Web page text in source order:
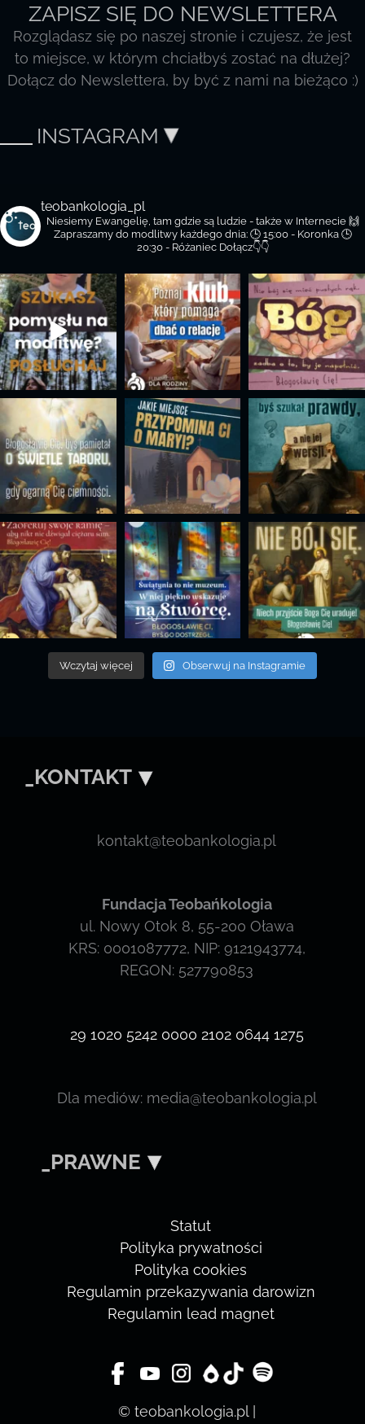
ZAPISZ SIĘ DO NEWSLETTERA
Rozglądasz się po naszej stronie i czujesz, że jest
to miejsce, w którym chciałbyś zostać na dłużej?
Dołącz do Newslettera, by być z nami na bieżąco :)
INSTAGRAM
teobankologia_pl
Niesiemy Ewangelię, tam gdzie są ludzie - także w Internecie 🙌
Zapraszamy do modlitwy każdego dnia: 🕒 15:00 - Koronka 🕒
20:30 - Różaniec Dołącz👇👇
Wczytaj więcej Obserwuj na Instagramie
_KONTAKT
kontakt@teobankologia.pl
Fundacja Teobańkologia
ul. Nowy Otok 8, 55-200 Oława
KRS: 0001087772, NIP: 9121943774,
REGON: 527790853
29 1020 5242 0000 2102 0644 1275
Dla mediów: media@teobankologia.pl
_PRAWNE
Statut
Polityka prywatności
Polityka cookies
Regulamin przekazywania darowizn
Regulamin lead magnet
© teobankologia.pl |